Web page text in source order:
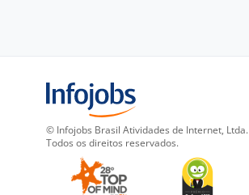
© Infojobs Brasil Atividades de Internet, Ltda.
Todos os direitos reservados.